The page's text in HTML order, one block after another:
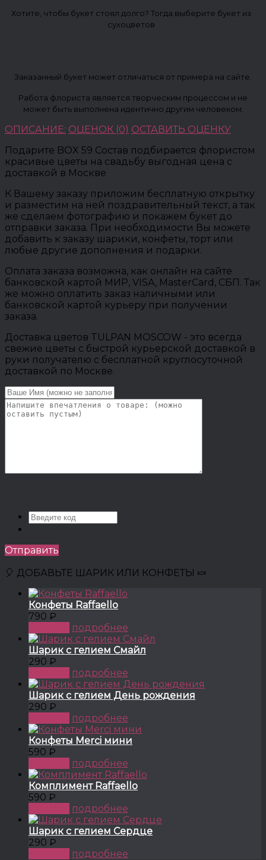
Хотите, чтобы букет стоял долго? Тогда выберите букет из
сухоцветов
Заказанный букет может отличаться от примера на сайте.
Работа флориста является творческим процессом и не
может быть выполнена идентично другим человеком.
ОПИСАНИЕ: ОЦЕНОК (0) ОСТАВИТЬ ОЦЕНКУ
Подарите BOX 59 Состав подбирается флористом
красивые цветы на свадьбу выгодная цена с
доставкой в Москве
К Вашему заказу приложим бесплатную открытку
и разместим на ней поздравительный текст, а так
же сделаем фотографию и покажем букет до
отправки заказа. При необходимости Вы можете
добавить к заказу шарики, конфеты, торт или
любые другие дополнения и подарки.
Оплата заказа возможна, как онлайн на сайте
банковской картой МИР, VISA, MasterCard, СБП. Так
же можно оплатить заказ наличными или
банковской картой курьеру при получении
заказа.
Доставка цветов TULPAN MOSCOW - это всегда
свежие цветы с быстрой курьерской доставкой в
руки получателю с бесплатной круглосуточной
доставкой по Москве.
Отправить
🎈 ДОБАВЬТЕ ШАРИК ИЛИ КОНФЕТЫ 🍬
Конфеты Raffaello
790 ₽
подробнее
Шарик с гелием Смайл
290 ₽
подробнее
Шарик с гелием День рождения
290 ₽
подробнее
Конфеты Merci мини
590 ₽
подробнее
Комплимент Raffaello
590 ₽
подробнее
Шарик с гелием Сердце
290 ₽
подробнее